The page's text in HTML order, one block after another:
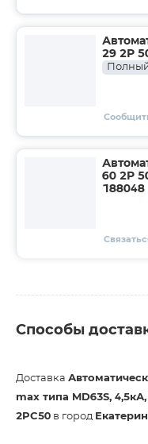
29 2Р
60 2P
188048
Способы
Доставка
max типа MD63S,
2PC50 в город